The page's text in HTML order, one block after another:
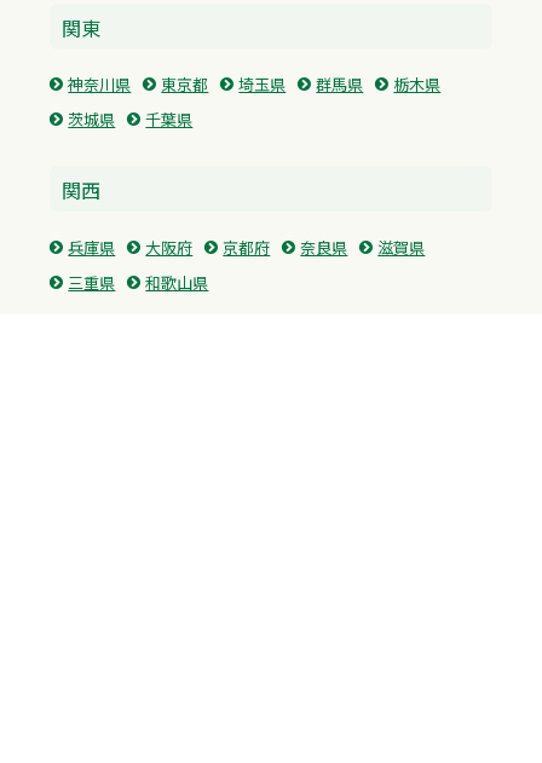
関東
神奈川県 東京都 埼玉県 群馬県
栃木県
茨城県
千葉県
関西
兵庫県 大阪府 京都府 奈良県
滋賀県
三重県
和歌山県